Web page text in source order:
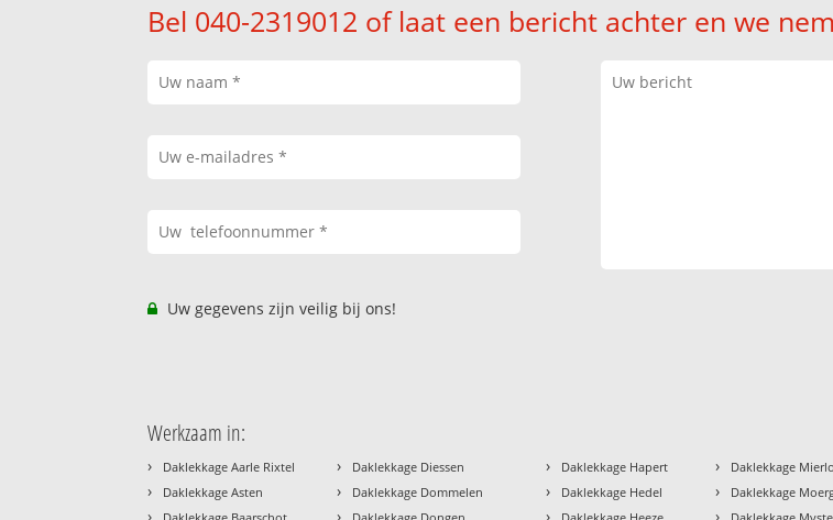
Bel 040-2319012 of laat een bericht achter en we
Uw gegevens zijn veilig bij ons!
Werkzaam in:
› Daklekkage Aarle Rixtel
› Daklekkage Asten
›
› Daklekkage Diessen
› Daklekkage Dommelen
›
› Daklekkage Hapert
› Daklekkage Hedel
›
› Daklekkage Mierlo
› Daklekkage
›